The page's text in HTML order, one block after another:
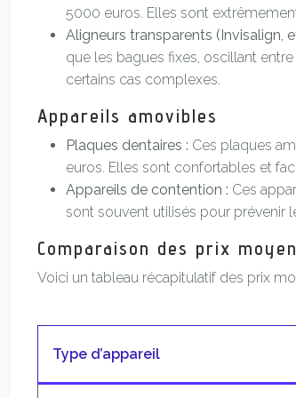
5000 euros. Elles sont
Aligneurs transparents (Invisalign,
que les bagues fixes, oscillant
certains cas complexes.
Appareils amovibles
Plaques dentaires : Ces plaques
euros. Elles sont confortables et
Appareils de contention : Ces
sont souvent utilisés pour prévenir
Comparaison des prix
Voici un tableau récapitulatif des prix
Type d’appareil